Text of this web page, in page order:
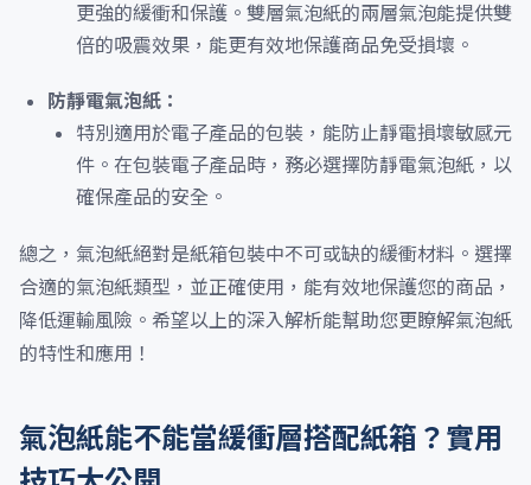
更強的緩衝和保護。雙層氣泡紙的兩層氣泡能提供雙
倍的吸震效果，能更有效地保護商品免受損壞。
防靜電氣泡紙：
特別適用於電子產品的包裝，能防止靜電損壞敏感元
件。在包裝電子產品時，務必選擇防靜電氣泡紙，以
確保產品的安全。
總之，氣泡紙絕對是紙箱包裝中不可或缺的緩衝材料。選擇
合適的氣泡紙類型，並正確使用，能有效地保護您的商品，
降低運輸風險。希望以上的深入解析能幫助您更瞭解氣泡紙
的特性和應用！
氣泡紙能不能當緩衝層搭配紙箱？實用